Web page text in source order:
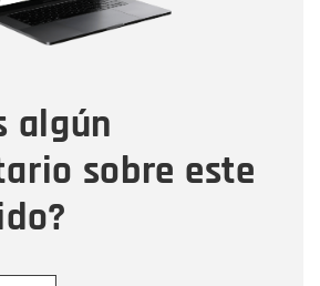
algún
sobre este